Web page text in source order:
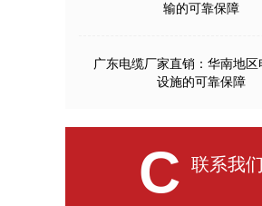
输的可靠保障
广东电缆厂家直销：华南地区
设施的可靠保障
C 联系我们